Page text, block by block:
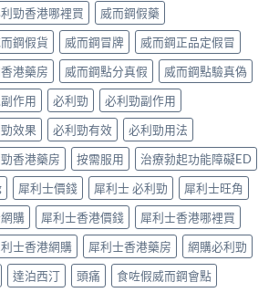
勁香港哪裡買
威而鋼假藥
鋼假貨 威而鋼冒牌
威而鋼正品定假冒
港藥房 威而鋼點分真假
威而鋼點驗真偽
作用 必利勁
必利勁副作用
效果 必利勁有效
必利勁用法
香港藥房 按需服用
治療勃起功能障礙ED
犀利士價錢 犀利士 必利勁
犀利士旺角
購 犀利士香港價錢
犀利士香港哪裡買
士香港網購 犀利士香港藥房
網購必利勁
達泊西汀 頭痛
食咗假威而鋼會點